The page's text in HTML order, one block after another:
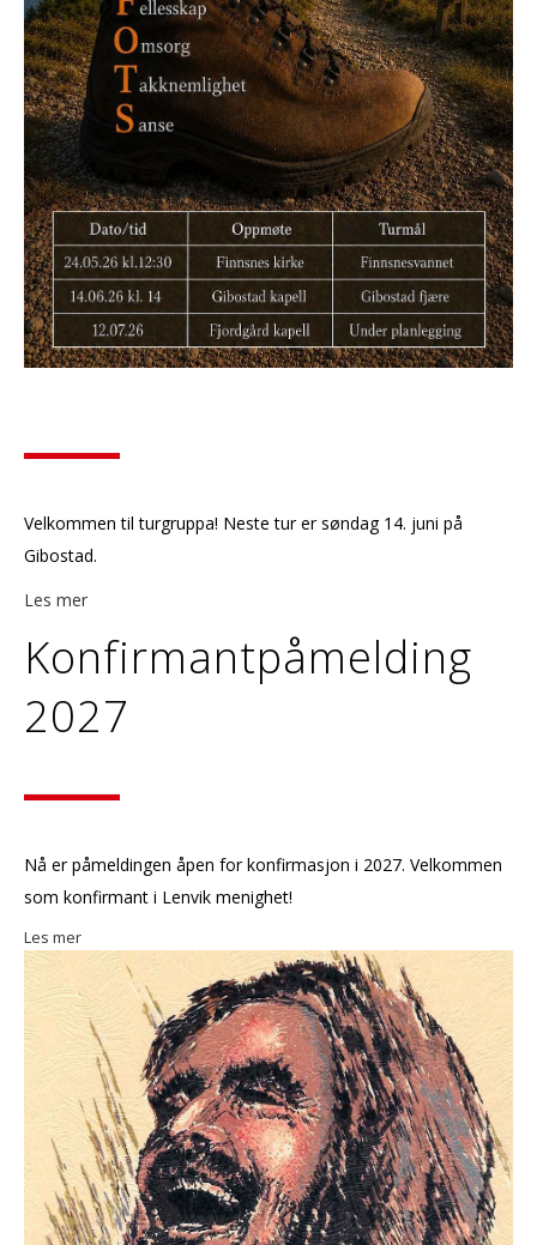
Velkommen til turgruppa! Neste tur er søndag 14. juni på
Gibostad.
Les mer
Konfirmantpåmelding
2027
Nå er påmeldingen åpen for konfirmasjon i 2027. Velkommen
som konfirmant i Lenvik menighet!
Les mer